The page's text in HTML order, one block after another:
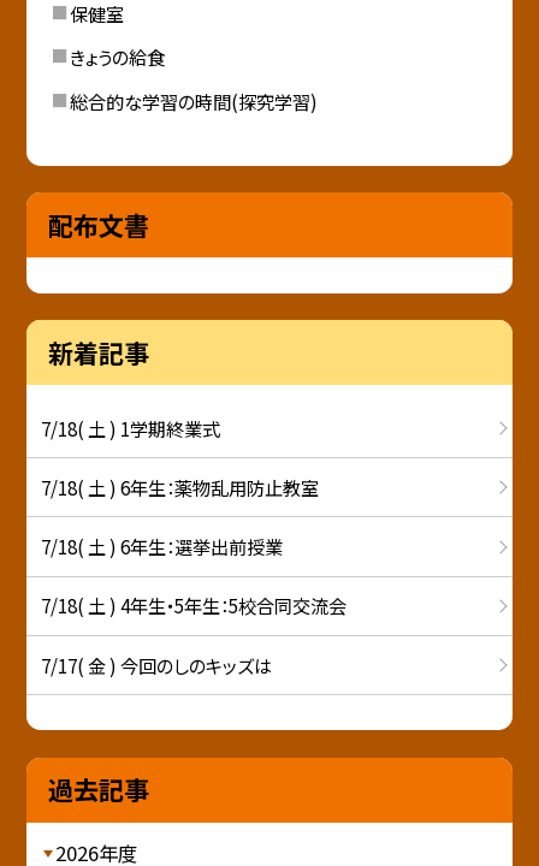
保健室
きょうの給食
総合的な学習の時間(探究学習)
配布文書
新着記事
7/18( 土 ) 1学期終業式
7/18( 土 ) 6年生：薬物乱用防止教室
7/18( 土 ) 6年生：選挙出前授業
7/18( 土 ) 4年生・5年生：5校合同交流会
7/17( 金 ) 今回のしのキッズは
過去記事
2026年度